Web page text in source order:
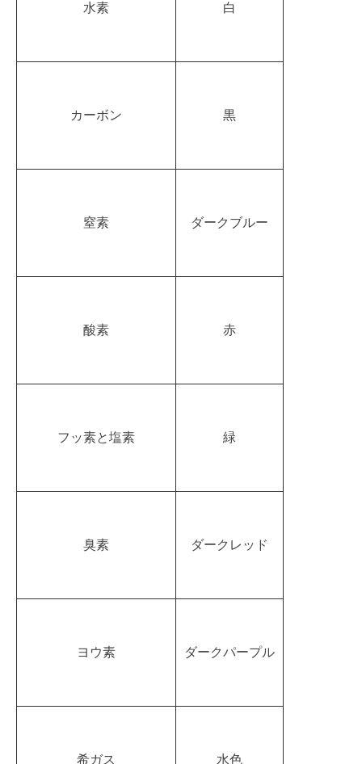
水素 白
カーボン 黒
窒素 ダークブルー
酸素 赤
フッ素と塩素 緑
臭素 ダークレッド
ヨウ素 ダークパープル
希ガス 水色